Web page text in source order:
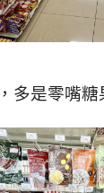
多是零嘴糖